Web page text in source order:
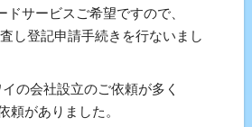
サービスご希望ですので、
し登記申請手続きを行ないまし
の会社設立のご依頼が多く
がありました。